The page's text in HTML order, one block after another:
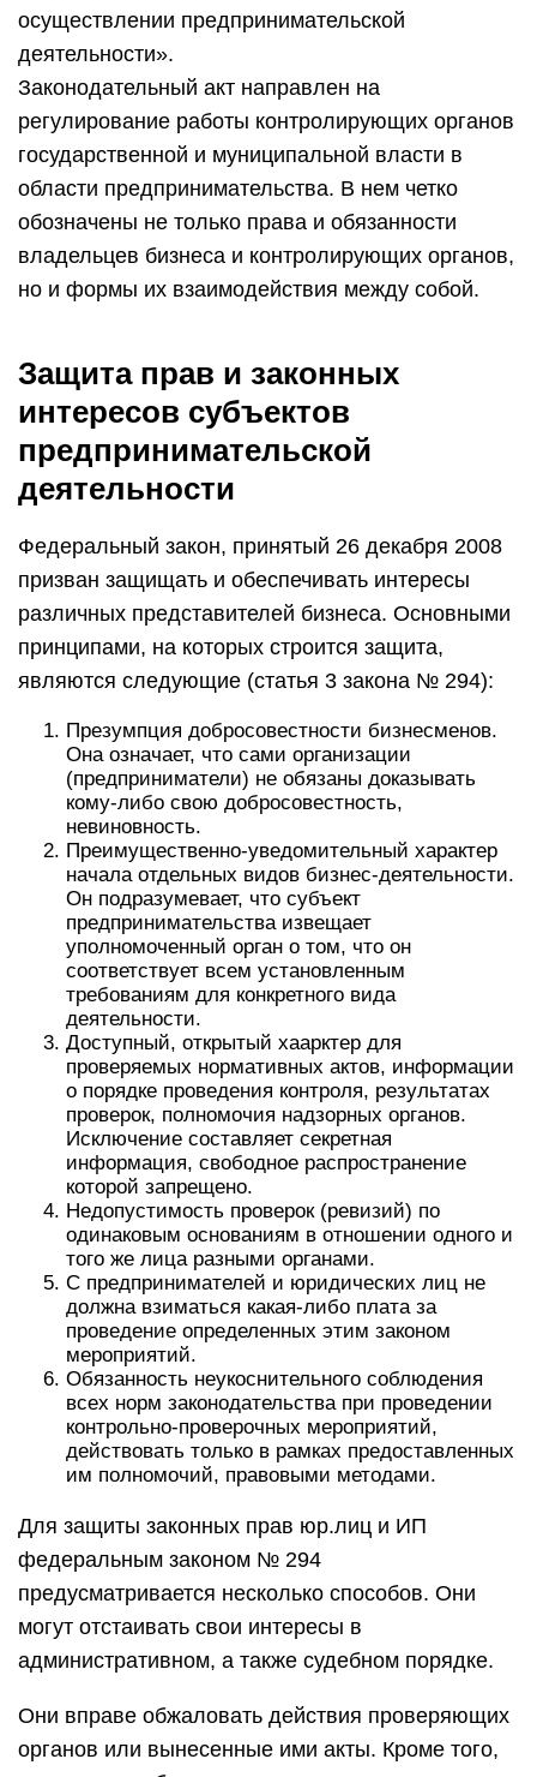
осуществлении предпринимательской
деятельности».
Законодательный акт направлен на
регулирование работы контролирующих органов
государственной и муниципальной власти в
области предпринимательства. В нем четко
обозначены не только права и обязанности
владельцев бизнеса и контролирующих органов,
но и формы их взаимодействия между собой.
Защита прав и законных
интересов субъектов
предпринимательской
деятельности
Федеральный закон, принятый 26 декабря 2008
призван защищать и обеспечивать интересы
различных представителей бизнеса. Основными
принципами, на которых строится защита,
являются следующие (статья 3 закона № 294):
Презумпция добросовестности бизнесменов.
Она означает, что сами организации
(предприниматели) не обязаны доказывать
кому-либо свою добросовестность,
невиновность.
Преимущественно-уведомительный характер
начала отдельных видов бизнес-деятельности.
Он подразумевает, что субъект
предпринимательства извещает
уполномоченный орган о том, что он
соответствует всем установленным
требованиям для конкретного вида
деятельности.
Доступный, открытый хаарктер для
проверяемых нормативных актов, информации
о порядке проведения контроля, результатах
проверок, полномочия надзорных органов.
Исключение составляет секретная
информация, свободное распространение
которой запрещено.
Недопустимость проверок (ревизий) по
одинаковым основаниям в отношении одного и
того же лица разными органами.
С предпринимателей и юридических лиц не
должна взиматься какая-либо плата за
проведение определенных этим законом
мероприятий.
Обязанность неукоснительного соблюдения
всех норм законодательства при проведении
контрольно-проверочных мероприятий,
действовать только в рамках предоставленных
им полномочий, правовыми методами.
Для защиты законных прав юр.лиц и ИП
федеральным законом № 294
предусматривается несколько способов. Они
могут отстаивать свои интересы в
административном, а также судебном порядке.
Они вправе обжаловать действия проверяющих
органов или вынесенные ими акты. Кроме того,